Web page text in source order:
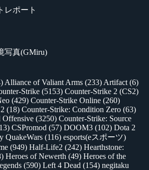
レポート
写真(GMiru)
Alliance of Valiant Arms (233) Artifact (6)
Strike (5153) Counter-Strike 2 (CS2)
(429) Counter-Strike Online (260)
(18) Counter-Strike: Condition Zero (63)
Offensive (3250) Counter-Strike: Source
CSPromod (57) DOOM3 (102) Dota 2
QuakeWars (116) esports(eスポーツ)
(949) Half-Life2 (242) Hearthstone:
Heroes of Newerth (49) Heroes of the
(590) Left 4 Dead (154) negitaku